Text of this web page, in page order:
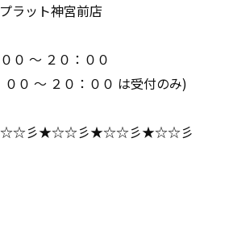
ラット神宮前店
０ ～ ２０：００
２０：００ は受付のみ)
彡★☆☆彡★☆☆彡★☆☆彡